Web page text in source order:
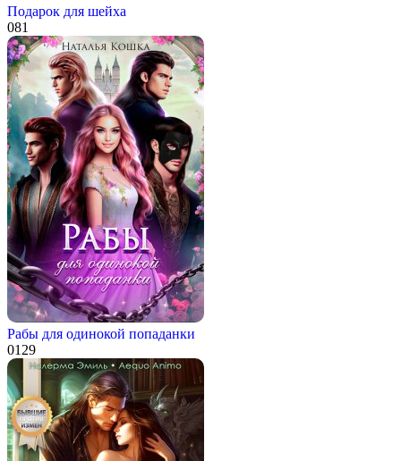
Подарок для шейха
081
Рабы для одинокой попаданки
0129